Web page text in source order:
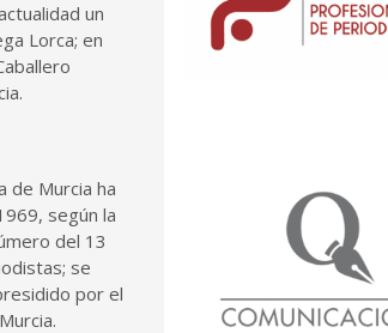
un
Lorca; en
de Murcia ha
según la
del 13
se
por el